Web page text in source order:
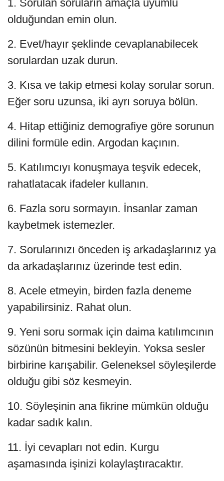
1. Sorulan soruların amaçla uyumlu
olduğundan emin olun.
2. Evet/hayır şeklinde cevaplanabilecek
sorulardan uzak durun.
3. Kısa ve takip etmesi kolay sorular sorun.
Eğer soru uzunsa, iki ayrı soruya bölün.
4. Hitap ettiğiniz demografiye göre sorunun
dilini formüle edin. Argodan kaçının.
5. Katılımcıyı konuşmaya teşvik edecek,
rahatlatacak ifadeler kullanın.
6. Fazla soru sormayın. İnsanlar zaman
kaybetmek istemezler.
7. Sorularınızı önceden iş arkadaşlarınız ya
da arkadaşlarınız üzerinde test edin.
8. Acele etmeyin, birden fazla deneme
yapabilirsiniz. Rahat olun.
9. Yeni soru sormak için daima katılımcının
sözünün bitmesini bekleyin. Yoksa sesler
birbirine karışabilir. Geleneksel söyleşilerde
olduğu gibi söz kesmeyin.
10. Söyleşinin ana fikrine mümkün olduğu
kadar sadık kalın.
11. İyi cevapları not edin. Kurgu
aşamasında işinizi kolaylaştıracaktır.